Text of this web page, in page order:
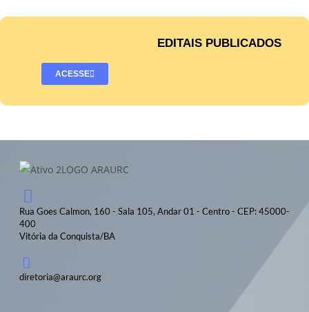
EDITAIS PUBLICADOS
ACESSE
Rua Goes Calmon, 160 - Sala 105, Andar 01 - Centro - CEP: 45000-
400
Vitória da Conquista/BA
diretoria@araurc.org